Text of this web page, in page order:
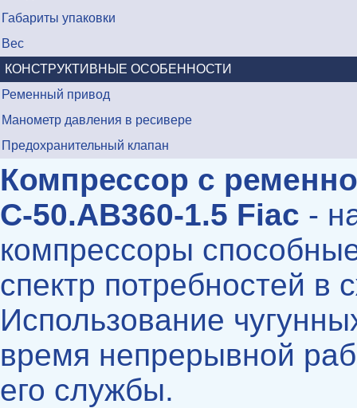
Габариты упаковки
Вес
КОНСТРУКТИВНЫЕ ОСОБЕННОСТИ
Ременный привод
Манометр давления в ресивере
Предохранительный клапан
Компрессор с
С-50.АВ360-1.5 Fiac -
компрессоры
спектр потребностей в
Использование
время непрерывной
его службы.